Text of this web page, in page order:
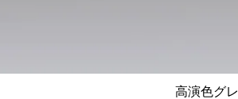
高演色グ